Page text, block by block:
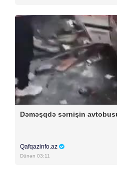
Dəməşqdə sərnişin
Qafqazinfo.az
Dünən 03:11